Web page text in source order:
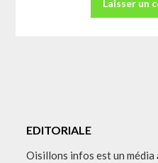
EDITORIALE
Oisillons infos est un